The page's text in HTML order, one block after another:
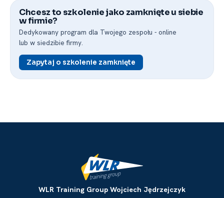
Chcesz to szkolenie jako zamknięte u siebie
w firmie?
Dedykowany program dla Twojego zespołu -⁠ online
lub w siedzibie firmy.
Zapytaj o szkolenie zamknięte
WLR Training Group Wojciech Jędrzejczyk